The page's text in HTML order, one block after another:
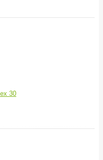
30